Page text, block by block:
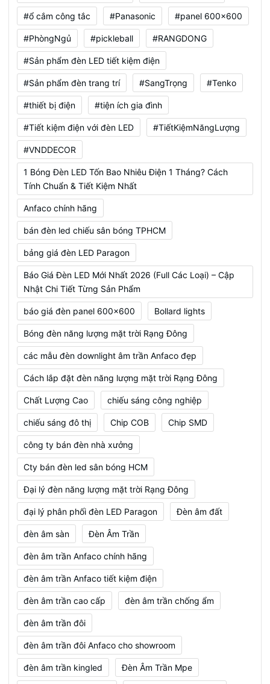
#ổ cắm công tắc #Panasonic #panel 600x600
#PhòngNgủ #pickleball #RANGDONG
#Sản phẩm đèn LED tiết kiệm điện
#Sản phẩm đèn trang trí #SangTrọng #Tenko
#thiết bị điện #tiện ích gia đình
#Tiết kiệm điện với đèn LED #TiếtKiệmNăngLượng
#VNDDECOR
1 Bóng Đèn LED Tốn Bao Nhiêu Điện 1 Tháng? Cách
Tính Chuẩn & Tiết Kiệm Nhất
Anfaco chính hãng
bán đèn led chiếu sân bóng TPHCM
bảng giá đèn LED Paragon
Báo Giá Đèn LED Mới Nhất 2026 (Full Các Loại) – Cập
Nhật Chi Tiết Từng Sản Phẩm
báo giá đèn panel 600x600 Bollard lights
Bóng đèn năng lượng mặt trời Rạng Đông
các mẫu đèn downlight âm trần Anfaco đẹp
Cách lắp đặt đèn năng lượng mặt trời Rạng Đông
Chất Lượng Cao chiếu sáng công nghiệp
chiếu sáng đô thị Chip COB Chip SMD
công ty bán đèn nhà xưởng
Cty bán đèn led sân bóng HCM
Đại lý đèn năng lượng mặt trời Rạng Đông
đại lý phân phối đèn LED Paragon Đèn âm đất
đèn âm sàn Đèn Âm Trần
đèn âm trần Anfaco chính hãng
đèn âm trần Anfaco tiết kiệm điện
đèn âm trần cao cấp đèn âm trần chống ẩm
đèn âm trần đôi
đèn âm trần đôi Anfaco cho showroom
đèn âm trần kingled Đèn Âm Trần Mpe